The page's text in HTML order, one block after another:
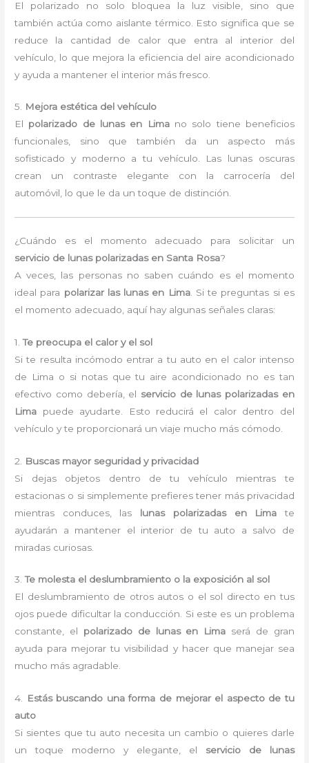
El polarizado no solo bloquea la luz visible, sino que
también actúa como aislante térmico. Esto significa que se
reduce la cantidad de calor que entra al interior del
vehículo, lo que mejora la eficiencia del aire acondicionado
y ayuda a mantener el interior más fresco.
5. Mejora estética del vehículo
El polarizado de lunas en Limano solo tiene beneficios
funcionales, sino que también da un aspecto más
sofisticado y moderno a tu vehículo. Las lunas oscuras
crean un contraste elegante con la carrocería del
automóvil, lo que le da un toque de distinción.
¿Cuándo es el momento adecuado para solicitar un
servicio de lunas polarizadas en Santa Rosa?
A veces, las personas no saben cuándo es el momento
ideal para polarizar las lunas en Lima. Si te preguntas si es
el momento adecuado, aquí hay algunas señales claras:
1.Te preocupa el calor y el sol
Si te resulta incómodo entrar a tu auto en el calor intenso
de Lima o si notas que tu aire acondicionado no es tan
efectivo como debería, el servicio de lunas polarizadas en
Lima puede ayudarte. Esto reducirá el calor dentro del
vehículo y te proporcionará un viaje mucho más cómodo.
2.
Buscas mayor seguridad y privacidad
Si dejas objetos dentro de tu vehículo mientras te
estacionas o si simplemente prefieres tener más privacidad
mientras conduces, las lunas polarizadas en Lima te
ayudarán a mantener el interior de tu auto a salvo de
miradas curiosas.
3.Te molesta el deslumbramiento o la exposición al sol
El deslumbramiento de otros autos o el sol directo en tus
ojos puede dificultar la conducción. Si este es un problema
constante, el polarizado de lunas en Lima será de gran
ayuda para mejorar tu visibilidad y hacer que manejar sea
mucho más agradable.
4. Estás buscando una forma de mejorar el aspecto de tu
auto
Si sientes que tu auto necesita un cambio o quieres darle
un toque moderno y elegante, el servicio de lunas